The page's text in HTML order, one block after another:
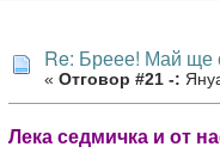
Re: Бреее! Май ще
« Отговор #21 -:
Лека седмичка и от